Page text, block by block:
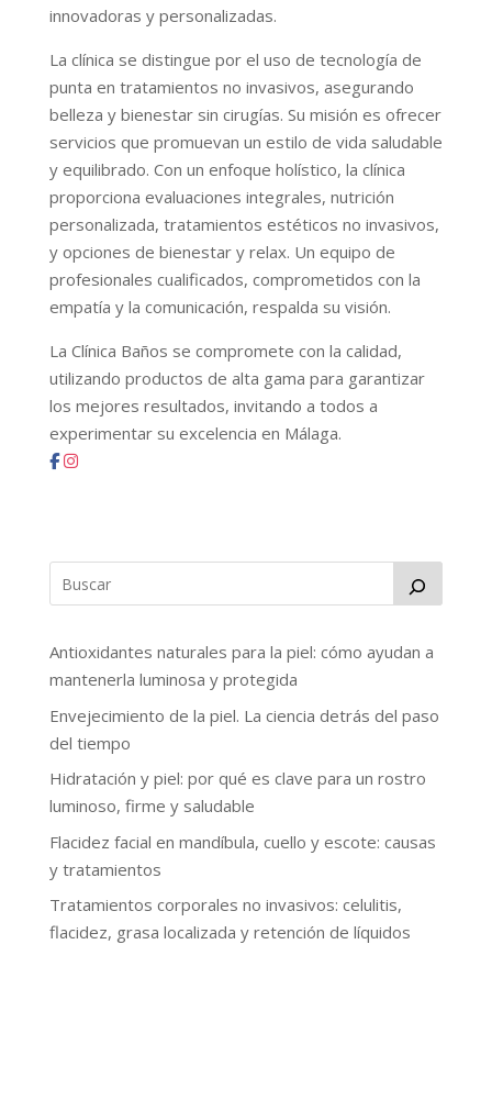
innovadoras y personalizadas.
La clínica se distingue por el uso de tecnología de
punta en tratamientos no invasivos, asegurando
belleza y bienestar sin cirugías. Su misión es ofrecer
servicios que promuevan un estilo de vida saludable
y equilibrado. Con un enfoque holístico, la clínica
proporciona evaluaciones integrales, nutrición
personalizada, tratamientos estéticos no invasivos,
y opciones de bienestar y relax. Un equipo de
profesionales cualificados, comprometidos con la
empatía y la comunicación, respalda su visión.
La Clínica Baños se compromete con la calidad,
utilizando productos de alta gama para garantizar
los mejores resultados, invitando a todos a
experimentar su excelencia en Málaga.
Antioxidantes naturales para la piel: cómo ayudan a
mantenerla luminosa y protegida
Envejecimiento de la piel. La ciencia detrás del paso
del tiempo
Hidratación y piel: por qué es clave para un rostro
luminoso, firme y saludable
Flacidez facial en mandíbula, cuello y escote: causas
y tratamientos
Tratamientos corporales no invasivos: celulitis,
flacidez, grasa localizada y retención de líquidos